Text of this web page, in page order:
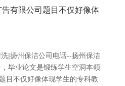
有限公司题目不仅好像体
|扬州保洁公司电话--扬州保洁
毕业论文是锻练学生空洞本领
目不仅好像体现学生的专科教